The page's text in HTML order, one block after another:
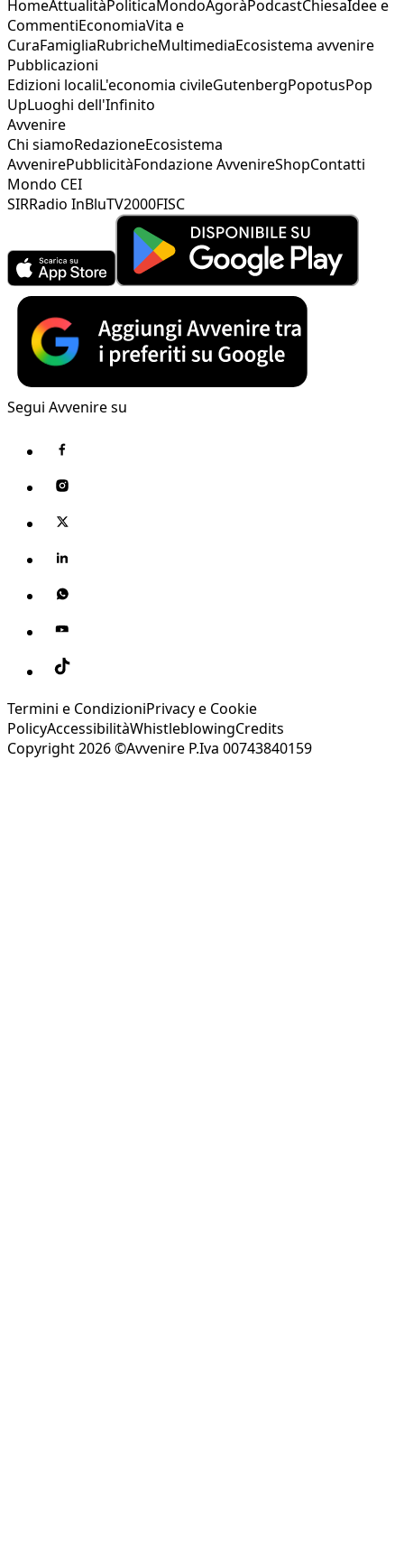
HomeAttualitàPoliticaMondoAgoràPodcastChiesaIdee e
CommentiEconomiaVita e
CuraFamigliaRubricheMultimediaEcosistema avvenire
Pubblicazioni
Edizioni localiL'economia civileGutenbergPopotusPop
UpLuoghi dell'Infinito
Avvenire
Chi siamoRedazioneEcosistema
AvvenirePubblicitàFondazione AvvenireShopContatti
Mondo CEI
SIRRadio InBluTV2000FISC
Segui Avvenire su
Termini e CondizioniPrivacy e Cookie
PolicyAccessibilitàWhistleblowingCredits
Copyright 2026 ©Avvenire P.Iva 00743840159